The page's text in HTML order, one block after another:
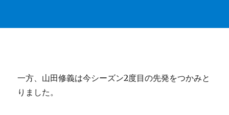
一方、山田修義は今シーズン2度目の先発をつかみと
りました。